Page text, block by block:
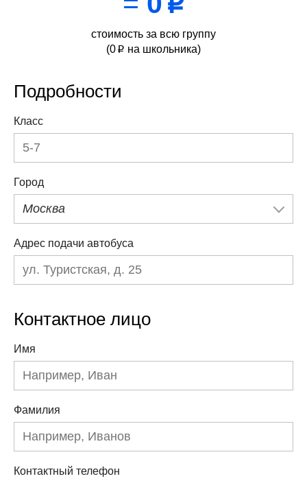
стоимость за всю группу
(0 p на школьника)
Подробности
Класс
Город
Москва
Адрес подачи автобуса
Контактное лицо
Имя
Фамилия
Контактный телефон